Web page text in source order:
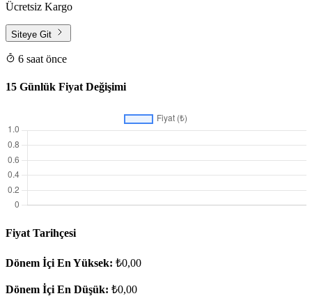
Ücretsiz Kargo
Siteye Git
6 saat önce
15 Günlük Fiyat Değişimi
Fiyat Tarihçesi
Dönem İçi En Yüksek: ₺0,00
Dönem İçi En Düşük: ₺0,00